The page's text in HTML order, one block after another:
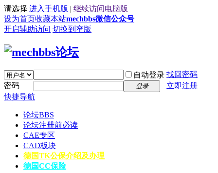
请选择 进入手机版 | 继续访问电脑版
设为首页收藏本站mechbbs微信公众号
开启辅助访问 切换到窄版
自动登录 找回密码
密码
登录
立即注册
快捷导航
论坛BBS
论坛注册前必读
CAE专区
CAD板块
德国TK公保介绍及办理
德国CC保险